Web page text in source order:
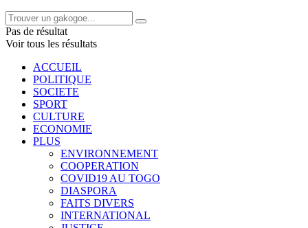
Pas de résultat
Voir tous les résultats
ACCUEIL
POLITIQUE
SOCIETE
SPORT
CULTURE
ECONOMIE
PLUS
ENVIRONNEMENT
COOPERATION
COVID19 AU TOGO
DIASPORA
FAITS DIVERS
INTERNATIONAL